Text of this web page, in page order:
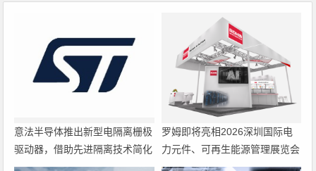
意法半导体推出新型电隔离栅极
驱动器，借助先进隔离技术简化
电源设计
罗姆即将亮相2026深圳国际电
力元件、可再生能源管理展览会
暨研讨会